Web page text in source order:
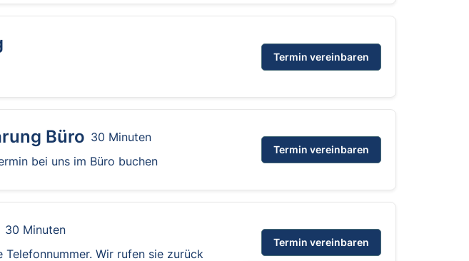
Termin vereinbaren
Büro 30 Minuten
bei uns im Büro buchen
Termin vereinbaren
30 Minuten
Telefonnummer. Wir rufen sie zurück
Termin vereinbaren